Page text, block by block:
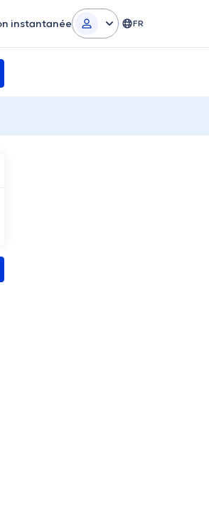
instantanée FR